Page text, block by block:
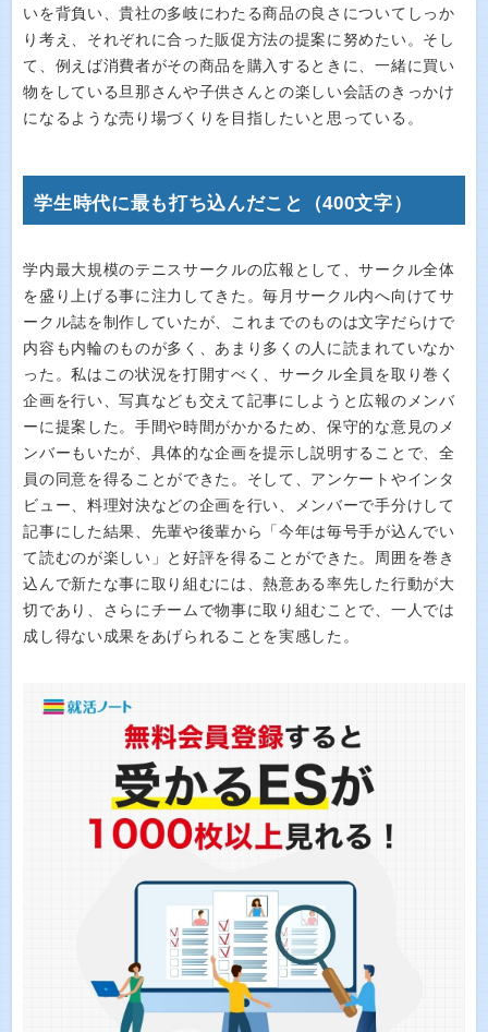
いを背負い、貴社の多岐にわたる商品の良さについてしっか
り考え、それぞれに合った販促方法の提案に努めたい。そし
て、例えば消費者がその商品を購入するときに、一緒に買い
物をしている旦那さんや子供さんとの楽しい会話のきっかけ
になるような売り場づくりを目指したいと思っている。
学生時代に最も打ち込んだこと（400文字）
学内最大規模のテニスサークルの広報として、サークル全体
を盛り上げる事に注力してきた。毎月サークル内へ向けてサ
ークル誌を制作していたが、これまでのものは文字だらけで
内容も内輪のものが多く、あまり多くの人に読まれていなか
った。私はこの状況を打開すべく、サークル全員を取り巻く
企画を行い、写真なども交えて記事にしようと広報のメンバ
ーに提案した。手間や時間がかかるため、保守的な意見のメ
ンバーもいたが、具体的な企画を提示し説明することで、全
員の同意を得ることができた。そして、アンケートやインタ
ビュー、料理対決などの企画を行い、メンバーで手分けして
記事にした結果、先輩や後輩から「今年は毎号手が込んでい
て読むのが楽しい」と好評を得ることができた。周囲を巻き
込んで新たな事に取り組むには、熱意ある率先した行動が大
切であり、さらにチームで物事に取り組むことで、一人では
成し得ない成果をあげられることを実感した。